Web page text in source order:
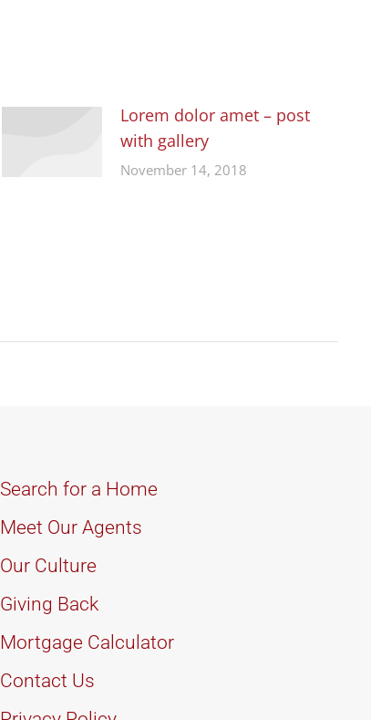
Lorem dolor amet – post
with gallery
November 14, 2018
Search for a Home
Meet Our Agents
Our Culture
Giving Back
Mortgage Calculator
Contact Us